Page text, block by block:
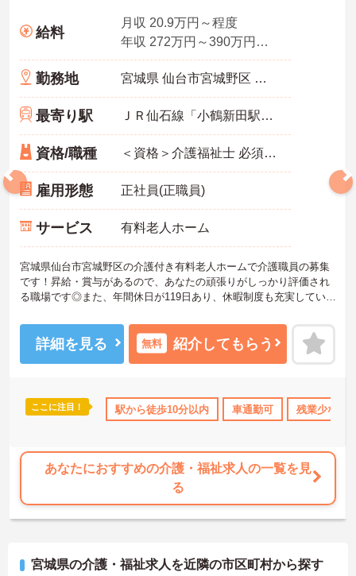
資格取得サポート 研修制度あり 産休･育休･介護休暇取
給料
月収 20.9万円～程度
年収 272万円～390万円程度 月給×12ヶ月＋賞与
勤務地 宮城県 仙台市宮城野区 新田東2-12-7
最寄り駅 ＪＲ仙石線「小鶴新田駅」徒歩5分
資格/職種 ＜資格＞介護福祉士 必須 ＜経験＞介護職の実務経験3年以上 必須
雇用形態 正社員(正職員)
サービス 有料老人ホーム
宮城県仙台市宮城野区の介護付き有料老人ホームで介護職員の募集
です！昇給・賞与があるので、あなたの頑張りがしっかり評価され
る職場です◎また、年間休日が119日あり、休暇制度も充実している
制度などもあるので、ご家族のいる方でも安心して働くことができ
ます！ご興味のある方は、面接ポイントをお伝えしますので、お気
詳細を見る 無料 紹介してもらう
ここに注目！ 駅から徒歩10分以内 車通勤可 残業少なめ
あなたにおすすめの介護・福祉求人の一覧を見
る
宮城県の介護・福祉求人を近隣の市区町村から探す